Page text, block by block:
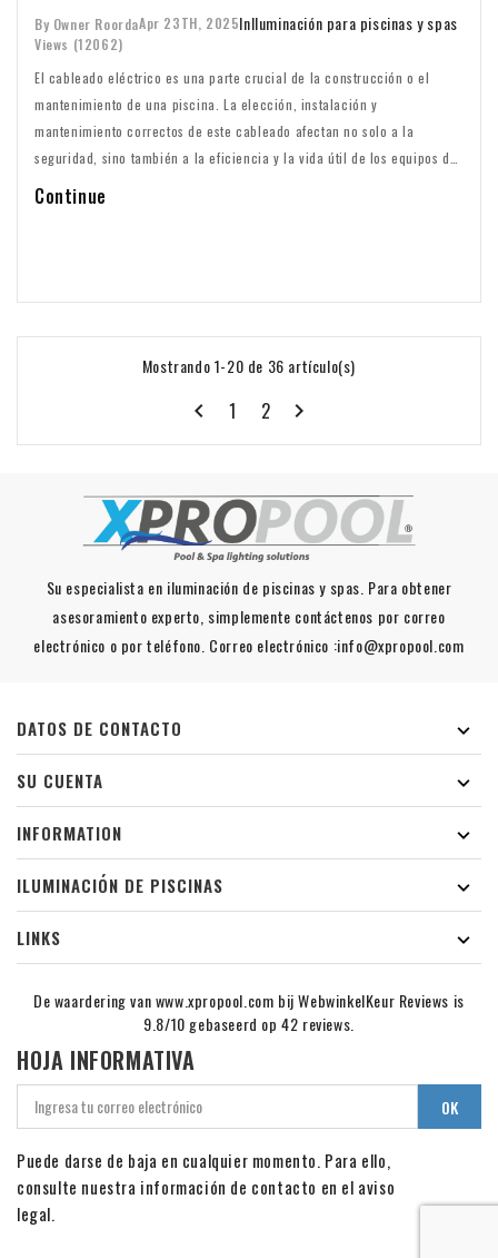
By Owner RoordaApr 23TH, 2025InIluminación para piscinas y spas
Views (12062)
El cableado eléctrico es una parte crucial de la construcción o el
mantenimiento de una piscina. La elección, instalación y
mantenimiento correctos de este cableado afectan no solo a la
seguridad, sino también a la eficiencia y la vida útil de los equipos de
su piscina. En este artículo, analizamos los requisitos específicos para
Continue
Mostrando 1-20 de 36 artículo(s)
 1 2 
Su especialista en iluminación de piscinas y spas. Para obtener
asesoramiento experto, simplemente contáctenos por correo
electrónico o por teléfono. Correo electrónico :info@xpropool.com
DATOS DE CONTACTO

SU CUENTA

INFORMATION

ILUMINACIÓN DE PISCINAS

LINKS

De waardering van www.xpropool.com bijWebwinkelKeur Reviews is
9.8/10 gebaseerd op 42 reviews.
HOJA INFORMATIVA
Puede darse de baja en cualquier momento. Para ello,
consulte nuestra información de contacto en el aviso
legal.